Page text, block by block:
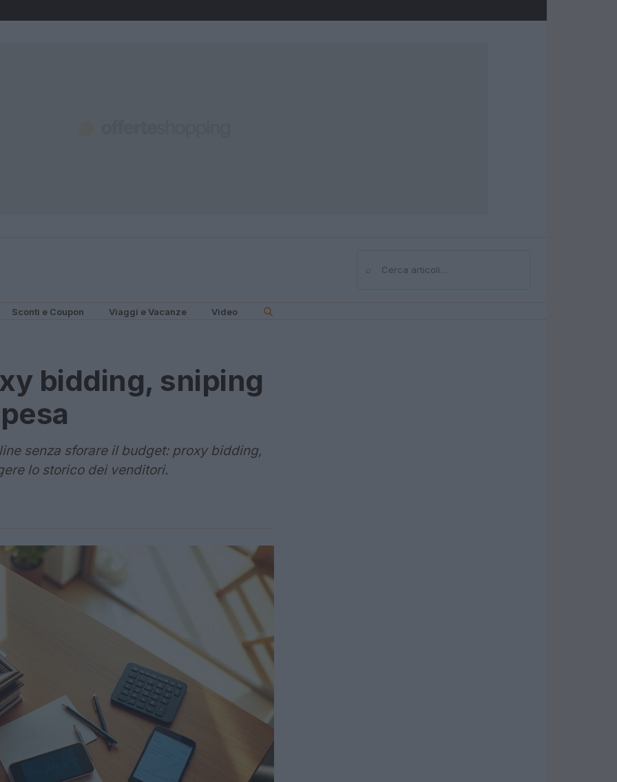
⌕Cerca
Sconti e Coupon Viaggi e Vacanze Video
bidding, sniping
senza sforare il budget: proxy bidding,
lo storico dei venditori.